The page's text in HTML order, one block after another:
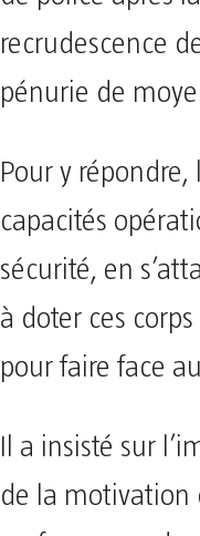
recrudescence
pénurie de
Pour y
capacités
sécurité, en
à doter ces
pour faire face
Il a insisté sur
de la motivation